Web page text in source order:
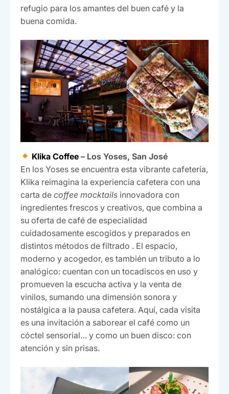
refugio para los amantes del buen café y la
buena comida.
Klika Coffee – Los Yoses, San José
En los Yoses se encuentra esta vibrante cafetería,
Klika reimagina la experiencia cafetera con una
carta de coffee mocktails innovadora con
ingredientes frescos y creativos, que combina a
su oferta de café de especialidad
cuidadosamente escogidos y preparados en
distintos métodos de filtrado . El espacio,
moderno y acogedor, es también un tributo a lo
analógico: cuentan con un tocadiscos en uso y
promueven la escucha activa y la venta de
vinilos, sumando una dimensión sonora y
nostálgica a la pausa cafetera. Aquí, cada visita
es una invitación a saborear el café como un
cóctel sensorial… y como un buen disco: con
atención y sin prisas.